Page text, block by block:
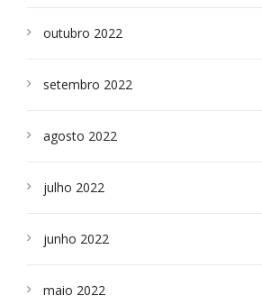
outubro 2022
setembro 2022
agosto 2022
julho 2022
junho 2022
maio 2022